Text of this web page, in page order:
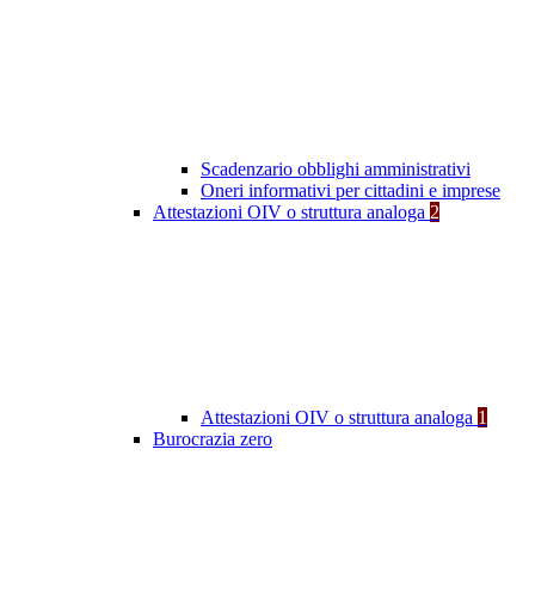
Scadenzario obblighi amministrativi
Oneri informativi per cittadini e imprese
Attestazioni OIV o struttura analoga 2
Attestazioni OIV o struttura analoga 1
Burocrazia zero